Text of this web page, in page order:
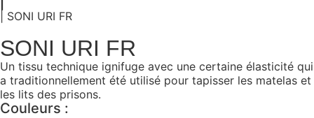
| SONI URI FR
SONI URI FR
Un tissu technique ignifuge avec une certaine élasticité qui
a traditionnellement été utilisé pour tapisser les matelas et
les lits des prisons.
Couleurs :